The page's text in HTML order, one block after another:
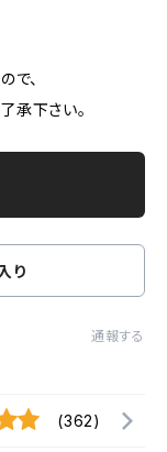
で、
承下さい。
り
通報する
(362)